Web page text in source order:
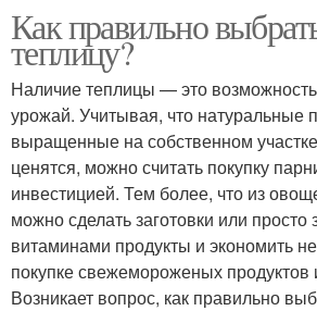
Как правильно
теплицу?
Наличие теплицы — это
урожай. Учитывая, что натуральные
выращенные на собственном
ценятся, можно считать покупку
инвестицией. Тем более, что из
можно сделать заготовки или просто
витаминами продукты и экономить
покупке свежемороженых продуктов
Возникает вопрос, как правильно